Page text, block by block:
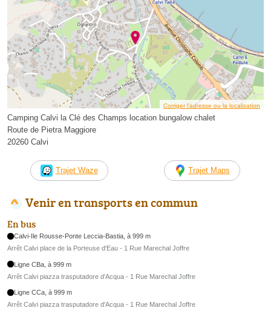
Corriger l’adresse ou la localisation
Camping Calvi la Clé des Champs location bungalow chalet
Route de Pietra Maggiore
20260 Calvi
Trajet Waze Trajet Maps
Venir en transports en commun
En bus
Calvi-Ile Rousse-Ponte Leccia-Bastia, à 999 m
Arrêt Calvi place de la Porteuse d'Eau - 1 Rue Marechal Joffre
Ligne CBa, à 999 m
Arrêt Calvi piazza trasputadore d'Acqua - 1 Rue Marechal Joffre
Ligne CCa, à 999 m
Arrêt Calvi piazza trasputadore d'Acqua - 1 Rue Marechal Joffre